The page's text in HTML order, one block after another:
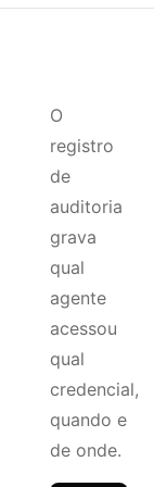
O
registro
de
auditoria
grava
qual
agente
acessou
qual
credencial,
quando e
de onde.